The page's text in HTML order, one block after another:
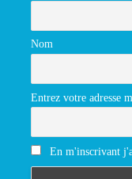
Nom
Entrez votre adresse
En m'inscrivant